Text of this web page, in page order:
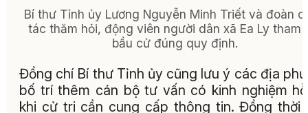
Bí thư Tỉnh ủy Lương Nguyễn Minh Triết và đoàn
tác thăm hỏi, động viên người dân xã Ea Ly tham
bầu cử đúng quy định.
Đồng chí Bí thư Tỉnh ủy cũng lưu ý các địa
bố trí thêm cán bộ tư vấn có kinh nghiệm
khi cử tri cần cung cấp thông tin. Đồng thời